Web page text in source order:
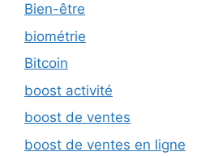
Bien-être
biométrie
Bitcoin
boost activité
boost de ventes
boost de ventes en ligne